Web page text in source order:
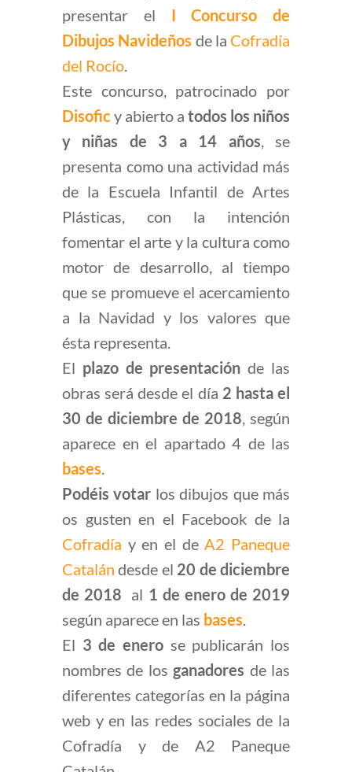
presentar el I Concurso de
Dibujos Navideños de la Cofradía
del Rocío
Este concurso, patrocinado por
Disofic y abierto a todos los niños
y niñas de 3 a 14 años
se
presenta como una actividad más
de la Escuela Infantil de Artes
Plásticas, con la intención
fomentar el arte y la cultura como
motor de desarrollo, al tiempo
que se promueve el acercamiento
a la Navidad y los valores que
ésta representa.
El plazo de presentación de las
obras será desde el día 2 hasta el
30 de diciembre de 2018 , según
aparece en el apartado 4 de las
bases
Podéis votar los dibujos que más
os gusten en el Facebook de la
Cofradía y en el de A2 Paneque
Catalán desde el 20 de diciembre
de 2018 al 1 de enero de 2019
según aparece en las bases
El 3 de enero se publicarán los
nombres de losganadores de las
diferentes categorías en la página
web y en las redes sociales de la
Cofradía y de A2 Paneque